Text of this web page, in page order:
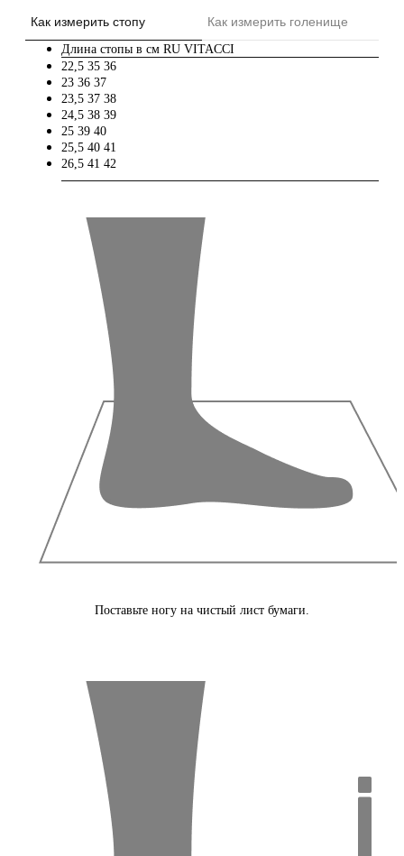
Как измерить стопу Как измерить голенище
Длина стопы в см RU VITACCI
22,5 35 36
23 36 37
23,5 37 38
24,5 38 39
25 39 40
25,5 40 41
26,5 41 42
Поставьте ногу на чистый лист бумаги.